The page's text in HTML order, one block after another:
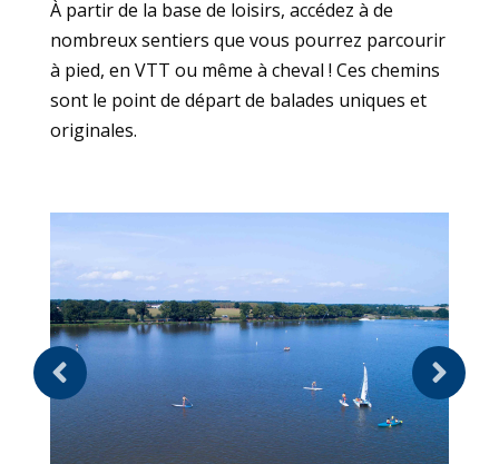
À partir de la base de loisirs, accédez à de
nombreux sentiers que vous pourrez parcourir
à pied, en VTT ou même à cheval ! Ces chemins
sont le point de départ de balades uniques et
originales.